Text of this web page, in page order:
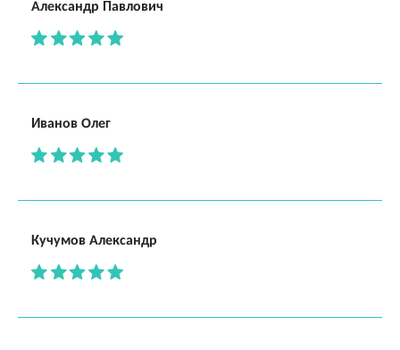
Александр Павлович
Иванов Олег
Кучумов Александр